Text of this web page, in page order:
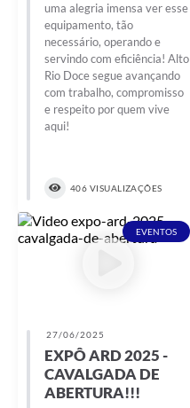
uma alegria imensa ver esse
equipamento, tão
necessário, operando e
servindo com eficiência! Alto
Rio Doce segue avançando
com trabalho, compromisso
e respeito por quem vive
aqui!
406 VISUALIZAÇÕES
EVENTOS
27/06/2025
EXPÔ ARD 2025 -
CAVALGADA DE
ABERTURA!!!